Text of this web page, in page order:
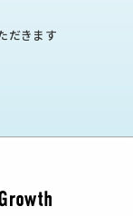
だきます